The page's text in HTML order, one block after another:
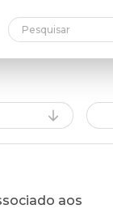
aos